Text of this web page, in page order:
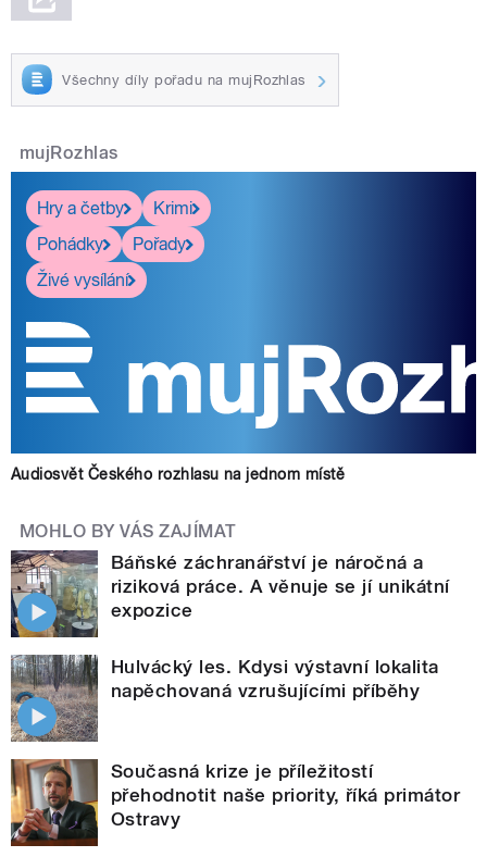
Všechny díly pořadu na mujRozhlas
mujRozhlas
Hry a četby
Krimi
Pohádky
Pořady
Živé vysílání
Audiosvět Českého rozhlasu na jednom místě
MOHLO BY VÁS ZAJÍMAT
Báňské záchranářství je náročná a
riziková práce. A věnuje se jí unikátní
expozice
Hulvácký les. Kdysi výstavní lokalita
napěchovaná vzrušujícími příběhy
Současná krize je příležitostí
přehodnotit naše priority, říká primátor
Ostravy